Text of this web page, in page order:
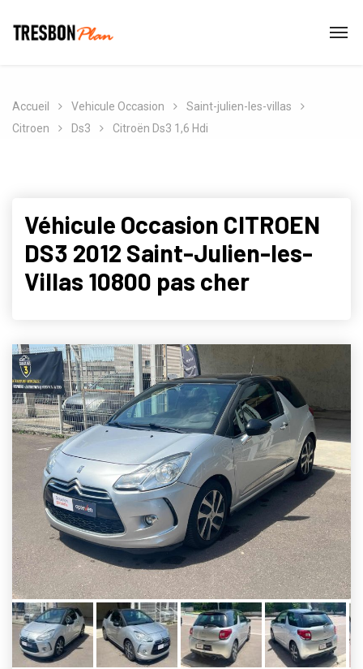
Accueil Vehicule Occasion
Saint-julien-les-villas
Citroen
Ds3 Citroën Ds3 1,6 Hdi
Véhicule Occasion CITROEN
DS3 2012 Saint-Julien-les-
Villas 10800 pas cher